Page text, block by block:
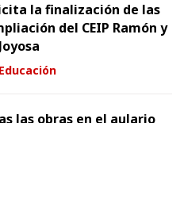
la finalización de las
del CEIP Ramón y
Educación
las obras en el aulario